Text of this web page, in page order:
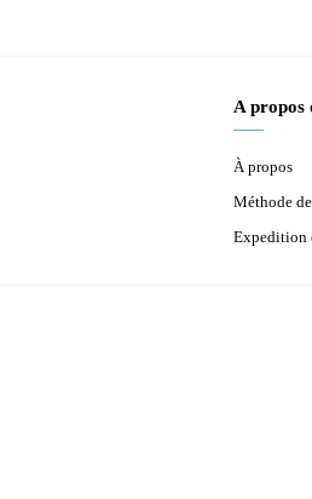
A propos
À propos
Méthode
Expedition